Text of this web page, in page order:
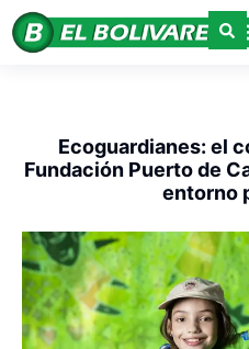
Ecoguardianes: el
Fundación Puerto de
entorno